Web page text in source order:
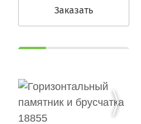
Заказать